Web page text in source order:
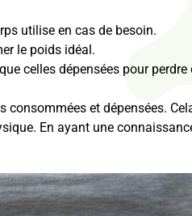
utilise en cas de besoin.
le poids idéal.
celles dépensées pour perdre
consommées et dépensées.
En ayant une